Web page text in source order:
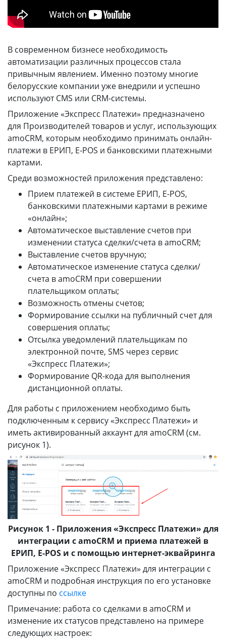
info@express-pay.by
В современном бизнесе необходимость
автоматизации различных процессов стала
привычным явлением. Именно поэтому многие
белорусские компании уже внедрили и успешно
используют CMS или CRM-системы.
Приложение «Экспресс Платежи» предназначено
для Производителей товаров и услуг, использующих
amoCRM, которым необходимо принимать онлайн-
платежи в ЕРИП, E-POS и банковскими платежными
картами.
Среди возможностей приложения представлено:
Прием платежей в системе ЕРИП, E-POS,
банковскими платежными картами в режиме
«онлайн»;
Автоматическое выставление счетов при
изменении статуса сделки/счета в amoCRM;
Выставление счетов вручную;
Автоматическое изменение статуса сделки/
счета в amoCRM при совершении
плательщиком оплаты;
Возможность отмены счетов;
Формирование ссылки на публичный счет для
совершения оплаты;
Отсылка уведомлений плательщикам по
электронной почте, SMS через сервис
«Экспресс Платежи»;
Формирование QR-кода для выполнения
дистанционной оплаты.
Для работы с приложением необходимо быть
подключенным к сервису «Экспресс Платежи» и
иметь активированный аккаунт для amoCRM (см.
рисунок 1).
Рисунок 1 - Приложения «Экспресс Платежи» для
интеграции с amoCRM и приема платежей в
ЕРИП, E-POS и с помощью интернет-эквайринга
Приложение «Экспресс Платежи» для интеграции с
amoCRM и подробная инструкция по его установке
доступны по ссылке
Примечание: работа со сделками в amoCRM и
изменение их статусов представлено на примере
следующих настроек: